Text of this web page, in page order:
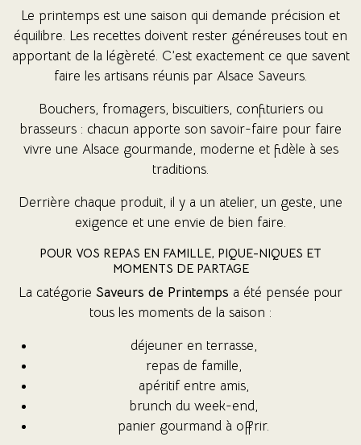
Le printemps est une saison qui demande précision et
équilibre. Les recettes doivent rester généreuses tout en
apportant de la légèreté. C’est exactement ce que savent
faire les artisans réunis par Alsace Saveurs.
Bouchers, fromagers, biscuitiers, confituriers ou
brasseurs : chacun apporte son savoir-faire pour faire
vivre une Alsace gourmande, moderne et fidèle à ses
traditions.
Derrière chaque produit, il y a un atelier, un geste, une
exigence et une envie de bien faire.
POUR VOS REPAS EN FAMILLE, PIQUE-NIQUES ET
MOMENTS DE PARTAGE
La catégorie Saveurs de Printemps a été pensée pour
tous les moments de la saison :
déjeuner en terrasse,
repas de famille,
apéritif entre amis,
brunch du week-end,
panier gourmand à offrir.